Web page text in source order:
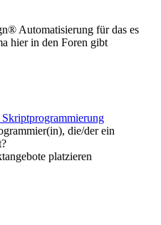
Automatisierung für das es
hier in den Foren gibt
die/der ein
platzieren